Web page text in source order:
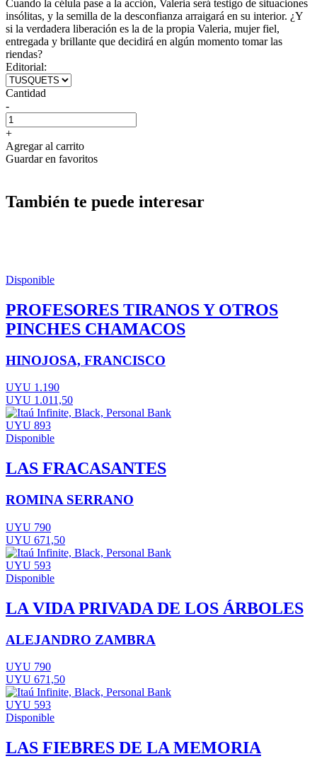
Cuando la célula pase a la acción, Valeria será testigo de situaciones
insólitas, y la semilla de la desconfianza arraigará en su interior. ¿Y
si la verdadera liberación es la de la propia Valeria, mujer fiel,
entregada y brillante que decidirá en algún momento tomar las
riendas?
Editorial:
Cantidad
-
+
Agregar al carrito
Guardar en favoritos
También te puede interesar
Disponible
PROFESORES TIRANOS Y OTROS
PINCHES CHAMACOS
HINOJOSA, FRANCISCO
UYU 1.190
UYU 1.011,50
UYU 893
Disponible
LAS FRACASANTES
ROMINA SERRANO
UYU 790
UYU 671,50
UYU 593
Disponible
LA VIDA PRIVADA DE LOS ÁRBOLES
ALEJANDRO ZAMBRA
UYU 790
UYU 671,50
UYU 593
Disponible
LAS FIEBRES DE LA MEMORIA